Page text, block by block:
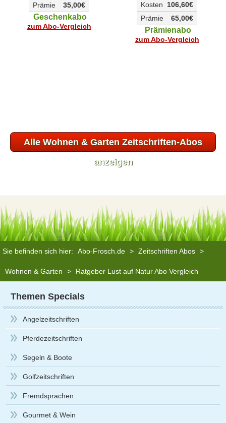
35,00€
Prämie
Geschenkabo
zum Abo-Vergleich
106,60€
Kosten
65,00€
Prämie
Prämienabo
zum Abo-Vergleich
Alle Wohnen & Garten Zeitschriften-Abos
anzeigen
Sie befinden sich hier: Abo-Frosch.de > Zeitschriften Abos >
Wohnen & Garten > Ratgeber Lust auf Natur Abo Vergleich
Themen Specials
Angelzeitschriften
Pferdezeitschriften
Segeln & Boote
Golfzeitschriften
Fremdsprachen
Gourmet & Wein